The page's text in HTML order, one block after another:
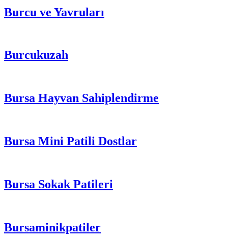
Burcu ve Yavruları
Burcukuzah
Bursa Hayvan Sahiplendirme
Bursa Mini Patili Dostlar
Bursa Sokak Patileri
Bursaminikpatiler